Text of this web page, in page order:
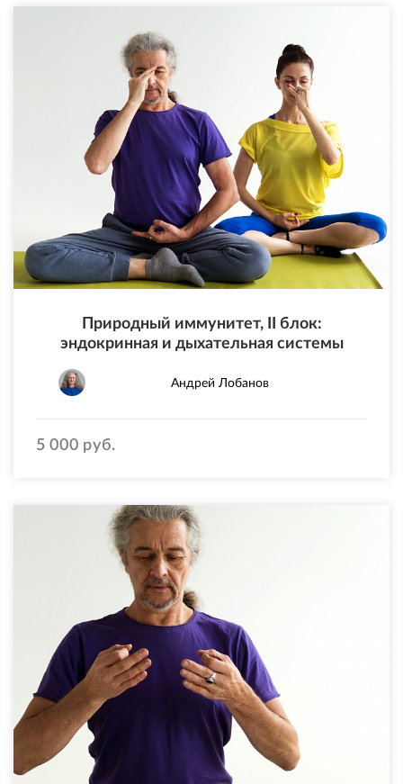
Природный иммунитет, II блок:
эндокринная и дыхательная системы
Андрей Лобанов
5 000 руб.